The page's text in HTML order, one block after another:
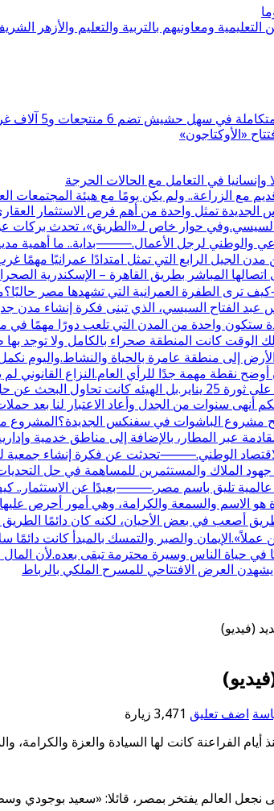
ومعاونيهم بالتربية والتعليم والأزهر
«الأوكتاجون»
في التعامل مع الحالات الحرجة
الزراعة.. ولم يكن يومًا مع هيئة المجتمعات
الجديدة تمثل واحدة من أهم فرص الاستثمار
السيسي.وفي حوار خاص لـ«الطريق»، تحدث بركات
والوطني لرجل الأعمال.⸻بداية.. ما
المباشر بطريق القاهرة – الإسكندرية
الطفرة العمرانية التي تشهدها مصر
الفتاح السيسي، الذي تبنى فكرة إنشاء مدن
ستكون واحدة من المدن التي تلعب دورًا مهمًا
بها؟علاقتنا بالمنطقة تعود لأكثر من 30 عامًا.في ذلك الوقت كانت
إلى منطقة عامرة بالحياة والنشاط.واليوم
نقطة مهمة جدًا للرأي العام.النزاع القانوني
في أصلها كانت مع وزارة الزراعة واستصلاح الأراضي في فترة
أنهى سنوات من الجدل وأعاد الاعتبار لنا بعد
عبر المطار، بالإضافة إلى مناطق خدمية
الوطني.⸻تحدثت عن فكرة إنشاء جمعية
الملاك والمستثمرين للمساهمة في حل التحديات
عالمية تليق باسم مصر.⸻بعيدًا عن
الاسم والسمعة والكرامة، وهي أمور أحرص
أصعب في بعض الأحيان، لكنه كان دائمًا
عملاً».الإيمان والصبر والتمسك بالمبدأ كانت
في حياة الناس وسيرة محترمة تبقى بعده.لأن
يشهدن العرض الافتتاحي للمسرح الملكي بالرباط
(فيديو)
اضف تعليق 3,471 زيارة
كانت لها السيادة والعزة والكرامة،
العالم يفتخر بمصر، قائلا: «سعيد بوجودي وسط